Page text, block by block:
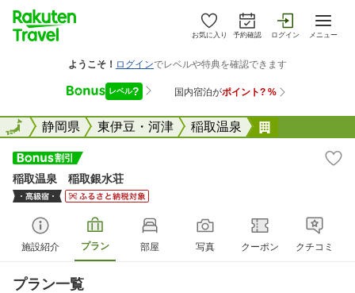
お気に入り 予約確認 ログイン メニュー
全国静岡県 東伊豆・河津 稲取温泉
全国
稲取温泉 稲取銀水荘
施設紹介 プラン 部屋 写真 クーポン クチコミ
プラン一覧